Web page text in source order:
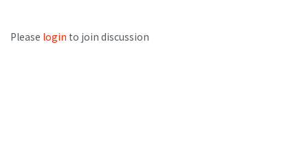
Please login to join discussion